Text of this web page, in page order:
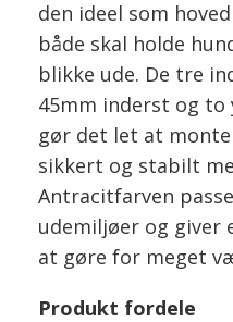
den ideel som
både skal holde
blikke ude. De tre
45mm inderst og to
gør det let at
sikkert og stabilt
Antracitfarven
udemiljøer og giver
at gøre for meget
Produkt fordele